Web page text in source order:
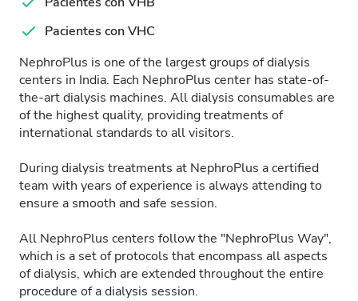
Pacientes con VHC
NephroPlus is one of the largest groups of dialysis
centers in India. Each NephroPlus center has state-of-
the-art dialysis machines. All dialysis consumables are
of the highest quality, providing treatments of
international standards to all visitors.
During dialysis treatments at NephroPlus a certified
team with years of experience is always attending to
ensure a smooth and safe session.
All NephroPlus centers follow the "NephroPlus Way",
which is a set of protocols that encompass all aspects
of dialysis, which are extended throughout the entire
procedure of a dialysis session.